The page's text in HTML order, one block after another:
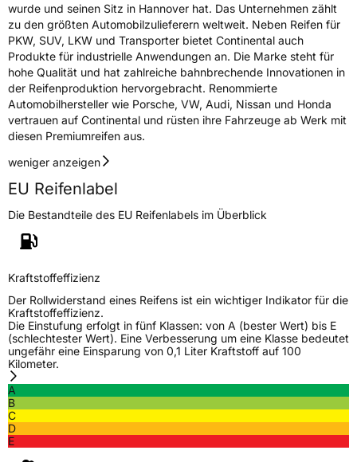
wurde und seinen Sitz in Hannover hat. Das Unternehmen zählt
zu den größten Automobilzulieferern weltweit. Neben Reifen für
PKW, SUV, LKW und Transporter bietet Continental auch
Produkte für industrielle Anwendungen an. Die Marke steht für
hohe Qualität und hat zahlreiche bahnbrechende Innovationen in
der Reifenproduktion hervorgebracht. Renommierte
Automobilhersteller wie Porsche, VW, Audi, Nissan und Honda
vertrauen auf Continental und rüsten ihre Fahrzeuge ab Werk mit
diesen Premiumreifen aus.
weniger anzeigen
EU Reifenlabel
Die Bestandteile des EU Reifenlabels im Überblick
Kraftstoffeffizienz
Der Rollwiderstand eines Reifens ist ein wichtiger Indikator für die
Kraftstoffeffizienz.
Die Einstufung erfolgt in fünf Klassen: von A (bester Wert) bis E
(schlechtester Wert). Eine Verbesserung um eine Klasse bedeutet
ungefähr eine Einsparung von 0,1 Liter Kraftstoff auf 100
Kilometer.
A
B
C
D
E